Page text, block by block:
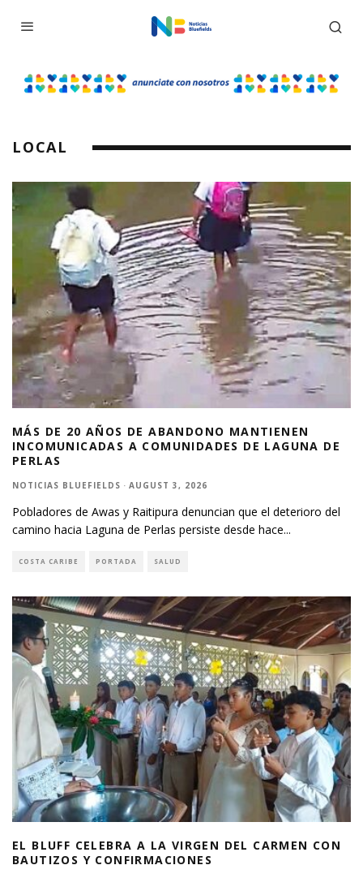
LOCAL
MÁS DE 20 AÑOS DE ABANDONO MANTIENEN
INCOMUNICADAS A COMUNIDADES DE LAGUNA DE
PERLAS
NOTICIAS BLUEFIELDS · AUGUST 3, 2026
Pobladores de Awas y Raitipura denuncian que el deterioro del
camino hacia Laguna de Perlas persiste desde hace...
COSTA CARIBE PORTADA SALUD
EL BLUFF CELEBRA A LA VIRGEN DEL CARMEN CON
BAUTIZOS Y CONFIRMACIONES